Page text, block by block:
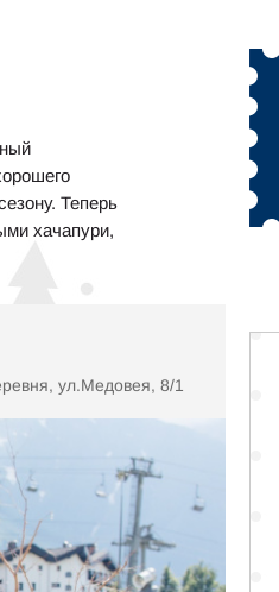
Теперь
хачапури,
ул.Медовея, 8/1